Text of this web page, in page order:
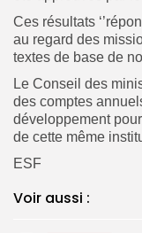
Ces résultats
au regard des
textes de base de
Le Conseil des
des comptes
développement
de cette même
ESF
Voir aussi :